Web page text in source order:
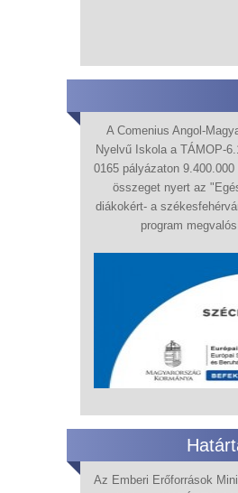
A Comenius Angol-
Nyelvű Iskola a TÁMOP-
0165 pályázaton
összeget nyert az
diákokért- a
program
Az Emberi Erőforrások